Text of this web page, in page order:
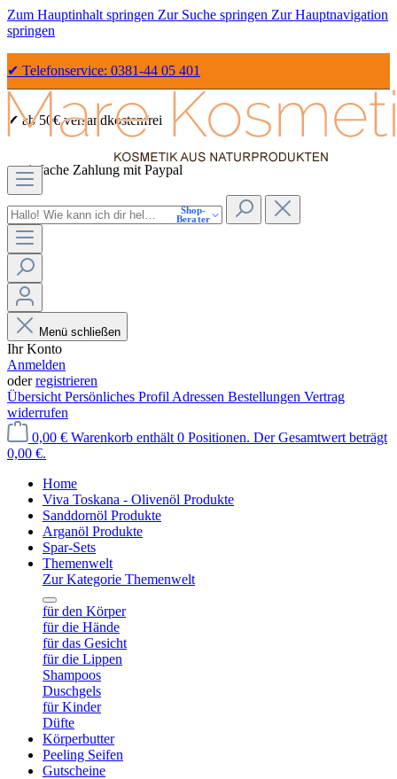
Zum Hauptinhalt springen Zur Suche springen Zur Hauptnavigation
springen
✔ Telefonservice: 0381-44 05 401
✔ ab 50€ versandkostenfrei
✔ einfache Zahlung mit Paypal
✔ Sicher Einkaufen dank SSL
Shop-
Berater
Menü schließen
Ihr Konto
Anmelden
oderregistrieren
Übersicht Persönliches Profil Adressen Bestellungen Vertrag
widerrufen
0,00 € Warenkorb enthält 0 Positionen. Der Gesamtwert beträgt
0,00 €.
Home
Viva Toskana - Olivenöl Produkte
Sanddornöl Produkte
Arganöl Produkte
Spar-Sets
Themenwelt
Zur Kategorie Themenwelt
für den Körper
für die Hände
für das Gesicht
für die Lippen
Shampoos
Duschgels
für Kinder
Düfte
Körperbutter
Peeling Seifen
Gutscheine